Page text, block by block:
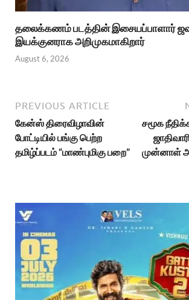
தலைக்கணம் படத்தின் இசையப்பாளார்
இயக்குனராக அறிமுகமாகிறார்
August 6, 2026
PREVIOUS ARTICLE
கேன்ஸ் திரைவிழாவின்
போட்டியில் பங்கு பெற்ற
தமிழ்ப்படம் “மாண்புமிகு பறை”
சமூக
முன்னாள்